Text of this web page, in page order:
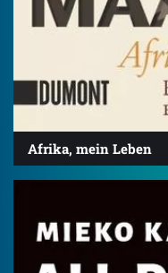
Afrika, mein Leben